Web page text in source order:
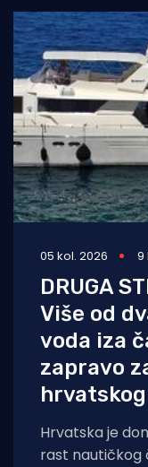
05 kol. 2026 9
DRUGA
Više od
voda iza
zapravo
Hrvatska je
rast nautičkog